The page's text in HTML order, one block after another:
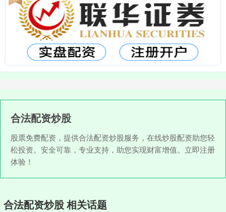
合法配资炒股
股票免费配资，提供合法配资炒股服务，在线炒股配资助您轻
松投资。安全可靠，专业支持，助您实现财富增值。立即注册
体验！
合法配资炒股 相关话题